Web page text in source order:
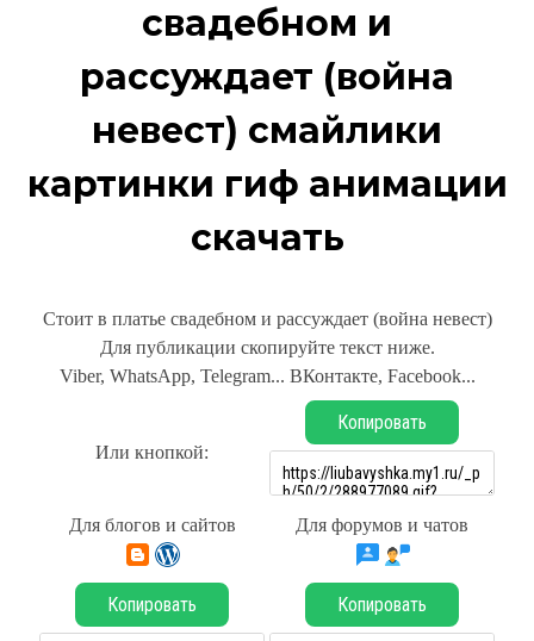
свадебном и
рассуждает (война
невест) смайлики
картинки гиф анимации
скачать
Стоит в платье свадебном и рассуждает (война невест)
Для публикации скопируйте текст ниже.
Viber, WhatsApp, Telegram... ВКонтакте, Facebook...
Или кнопкой:
Копировать
Для блогов и сайтов Для форумов и чатов
Копировать Копировать